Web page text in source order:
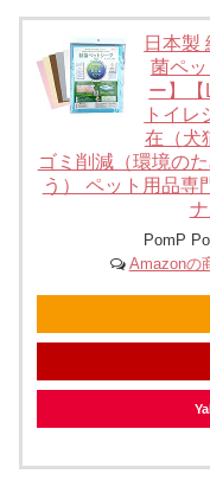
日本製
菌ペ
ー】【
トイ
在（犬
ゴミ削減（環境の
う） ペット用品専
PomP
Amazonの